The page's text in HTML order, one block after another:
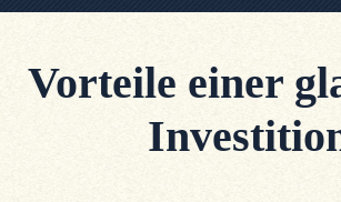
Vorteile einer